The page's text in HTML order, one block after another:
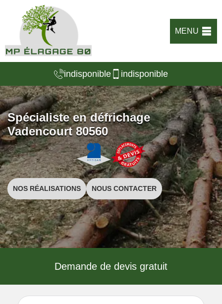
MENU
indisponible indisponible
Spécialiste en défrichage
Vadencourt 80560
NOS RÉALISATIONS NOUS CONTACTER
Demande de devis gratuit